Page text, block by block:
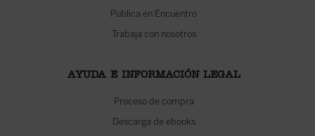
Publica en Encuentro
Trabaja con nosotros
AYUDA E INFORMACIÓN LEGAL
Proceso de compra
Descarga de ebooks